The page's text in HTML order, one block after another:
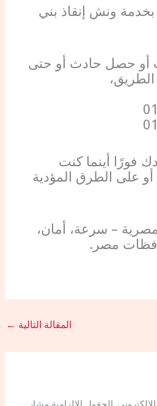
ونش إنقاذ بني
أو حصل حادث أو حتى
فورًا أينما كنت
على الطرق المؤدية
– سرعة، أمان،
مصر.
المقالة التالية ←